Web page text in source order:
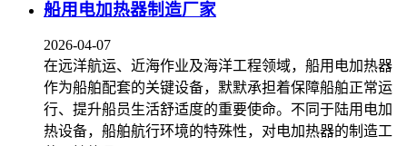
船用电加热器制造厂家
2026-04-07
在远洋航运、近海作业及海洋工程领域，船用电加热器
作为船舶配套的关键设备，默默承担着保障船舶正常运
行、提升船员生活舒适度的重要使命。不同于陆用电加
热设备，船舶航行环境的特殊性，对电加热器的制造工